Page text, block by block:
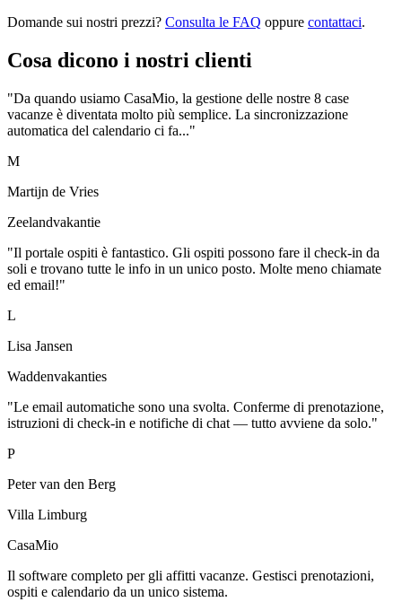
Domande sui nostri prezzi? Consulta le FAQ oppure contattaci.
Cosa dicono i nostri clienti
"Da quando usiamo CasaMio, la gestione delle nostre 8 case
vacanze è diventata molto più semplice. La sincronizzazione
automatica del calendario ci fa..."
M
Martijn de Vries
Zeelandvakantie
"Il portale ospiti è fantastico. Gli ospiti possono fare il check-in da
soli e trovano tutte le info in un unico posto. Molte meno chiamate
ed email!"
L
Lisa Jansen
Waddenvakanties
"Le email automatiche sono una svolta. Conferme di prenotazione,
istruzioni di check-in e notifiche di chat — tutto avviene da solo."
P
Peter van den Berg
Villa Limburg
CasaMio
Il software completo per gli affitti vacanze. Gestisci prenotazioni,
ospiti e calendario da un unico sistema.